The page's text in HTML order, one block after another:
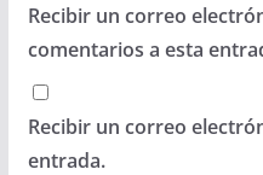
Recibir un correo
comentarios a esta
Recibir un correo
entrada.